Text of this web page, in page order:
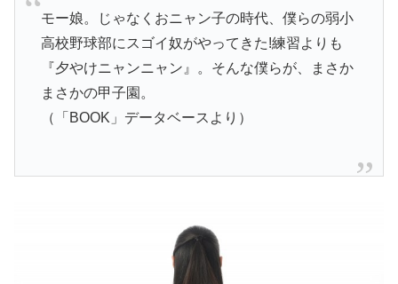
モー娘。じゃなくおニャン子の時代、僕らの弱小
高校野球部にスゴイ奴がやってきた!練習よりも
『夕やけニャンニャン』。そんな僕らが、まさか
まさかの甲子園。
（「BOOK」データベースより）